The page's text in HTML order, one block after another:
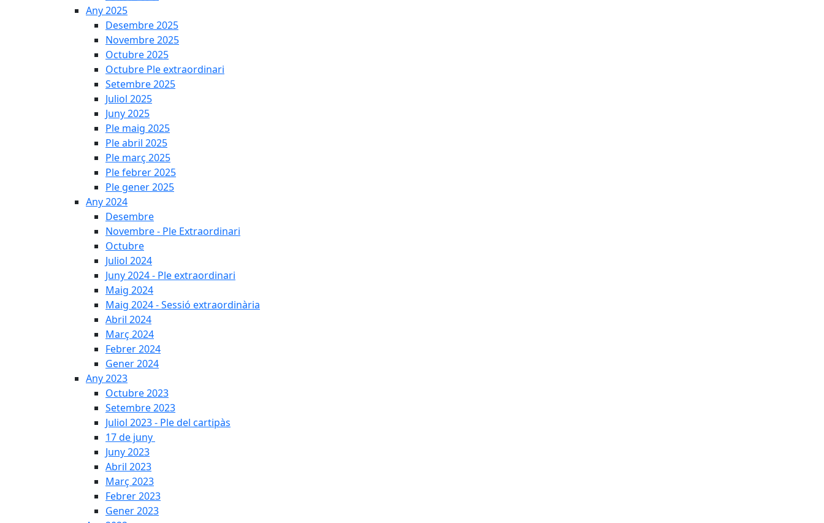
Any 2025
Desembre 2025
Novembre 2025
Octubre 2025
Octubre Ple extraordinari
Setembre 2025
Juliol 2025
Juny 2025
Ple maig 2025
Ple abril 2025
Ple març 2025
Ple febrer 2025
Ple gener 2025
Any 2024
Desembre
Novembre - Ple Extraordinari
Octubre
Juliol 2024
Juny 2024 - Ple extraordinari
Maig 2024
Maig 2024 - Sessió extraordinària
Abril 2024
Març 2024
Febrer 2024
Gener 2024
Any 2023
Octubre 2023
Setembre 2023
Juliol 2023 - Ple del cartipàs
17 de juny
Juny 2023
Abril 2023
Març 2023
Febrer 2023
Gener 2023